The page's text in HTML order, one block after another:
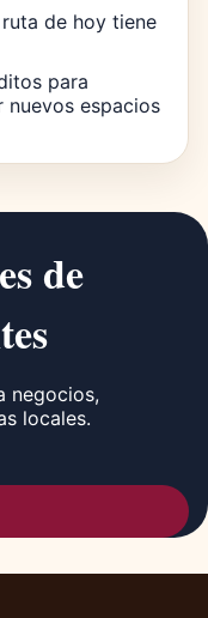
de hoy tiene
para
nuevos espacios
de
negocios,
locales.